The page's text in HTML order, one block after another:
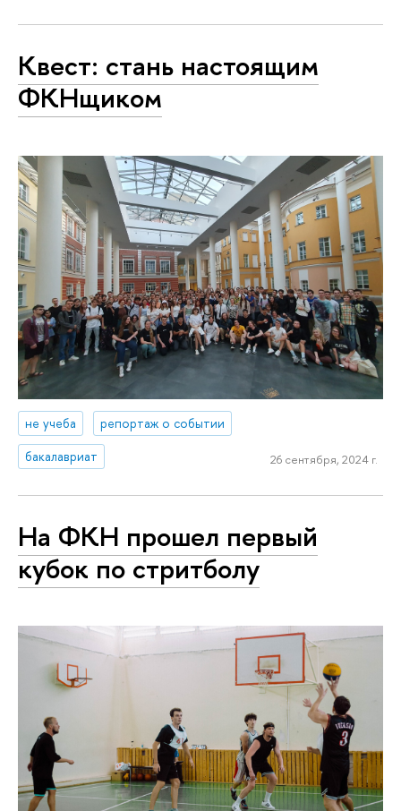
Квест: стань настоящим
ФКНщиком
не учеба
репортаж о событии
бакалавриат
26 сентября, 2024 г.
На ФКН прошел первый
кубок по стритболу